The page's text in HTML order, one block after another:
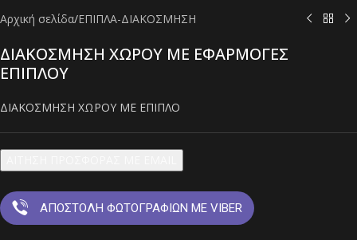
Αρχική σελίδα/ΕΠΙΠΛΑ-ΔΙΑΚΟΣΜΗΣΗ
ΔΙΑΚΟΣΜΗΣΗ ΧΩΡΟΥ ΜΕ ΕΦΑΡΜΟΓΕΣ
ΕΠΙΠΛΟΥ
ΔΙΑΚΟΣΜΗΣΗ ΧΩΡΟΥ ΜΕ ΕΠΙΠΛΟ
ΑΠΟΣΤΟΛΗ ΦΩΤΟΓΡΑΦΙΩΝ ΜΕ VIBER